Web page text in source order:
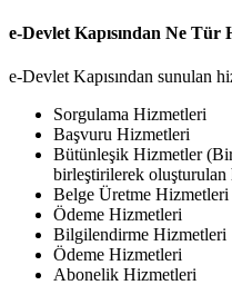
e-Devlet Kapısından Ne
e-Devlet Kapısından sunulan
Sorgulama Hizmetleri
Başvuru Hizmetleri
Bütünleşik Hizmetler
birleştirilerek oluşturulan
Belge Üretme Hizmetleri
Ödeme Hizmetleri
Bilgilendirme Hizmetleri
Ödeme Hizmetleri
Abonelik Hizmetleri